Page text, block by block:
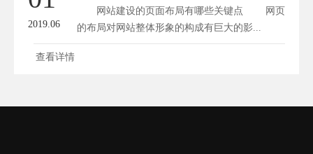
2019.06
网站建设的页面布局有哪些关键点 网页
的布局对网站整体形象的构成有巨大的影...
查看详情